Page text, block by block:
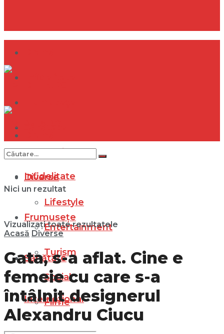
Internațional
Diverse
Lifestyle
Entertainment
Turism
Social
Filme
Infidelitate
Frumusețe
Sănătate
Internațional
Nici un rezultat
Vizualizați toate rezultatele
Acasă Diverse
Gata, s-a aflat. Cine e
femeie cu care s-a
întâlnit designerul
Alexandru Ciucu